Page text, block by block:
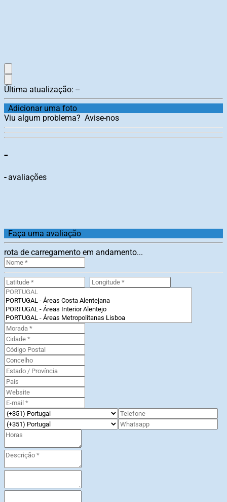
Última atualização: --
Adicionar uma foto
Viu algum problema? Avise-nos
-
-avaliações
Faça uma avaliação
rota de carregamento em andamento...